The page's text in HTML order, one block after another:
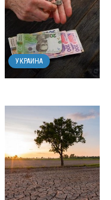
УКРАИНА